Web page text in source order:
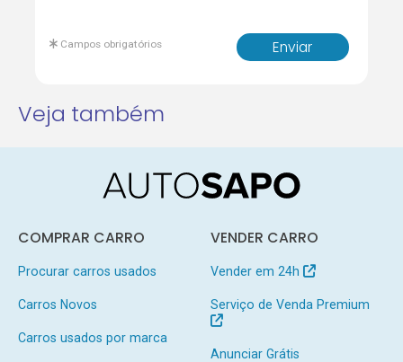
Enviar
Campos obrigatórios
Veja também
COMPRAR CARRO
Procurar carros usados
Carros Novos
Carros usados por marca
VENDER CARRO
Vender em 24h
Serviço de Venda Premium
Anunciar Grátis